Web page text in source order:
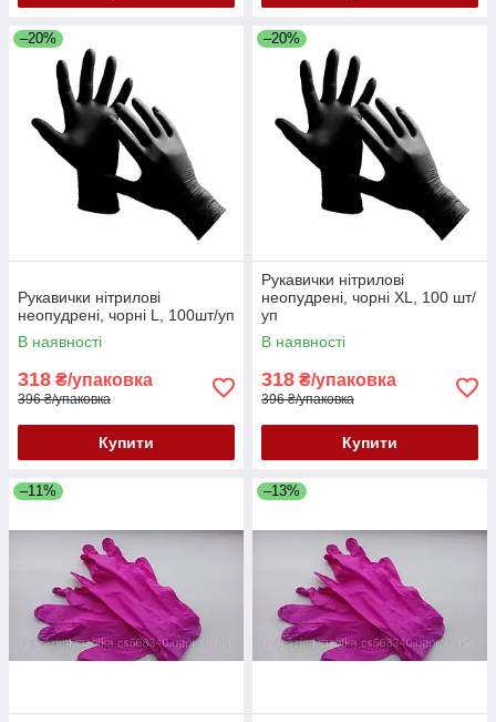
–20%
Рукавички нітрилові
неопудрені, чорні L, 100шт/уп
В наявності
318 ₴/упаковка
396 ₴/упаковка
Купити
–20%
Рукавички нітрилові
неопудрені, чорні XL, 100 шт/
уп
В наявності
318 ₴/упаковка
396 ₴/упаковка
Купити
–11% –13%